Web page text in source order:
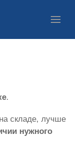
.
складе, лучше
нужного